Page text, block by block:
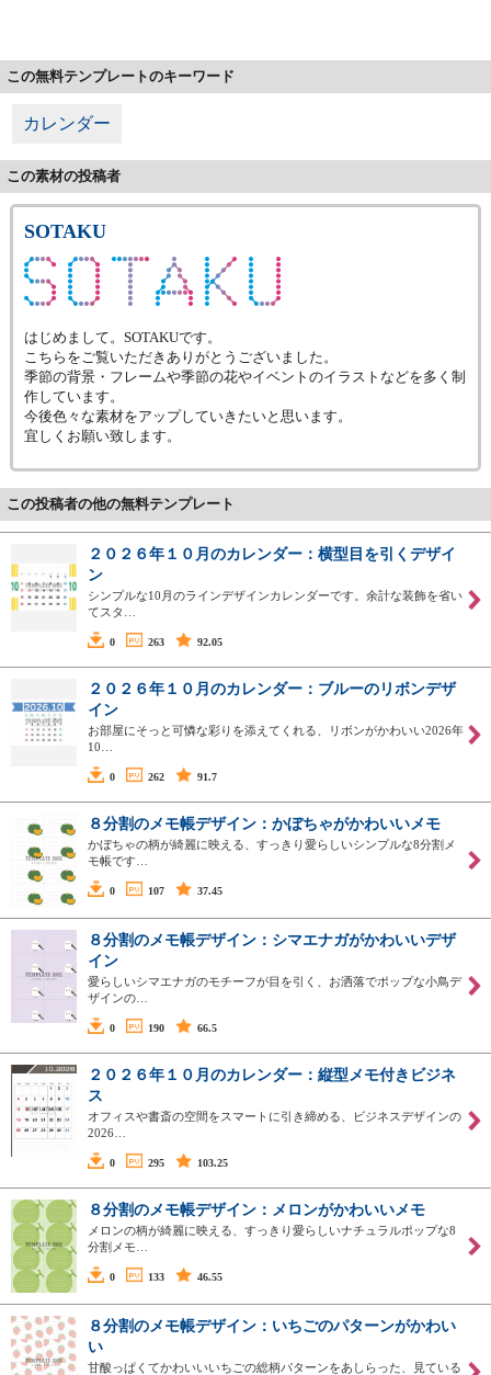
この無料テンプレートのキーワード
カレンダー
この素材の投稿者
SOTAKU
はじめまして。SOTAKUです。
こちらをご覧いただきありがとうございました。
季節の背景・フレームや季節の花やイベントのイラストなどを多く制
作しています。
今後色々な素材をアップしていきたいと思います。
宜しくお願い致します。
この投稿者の他の無料テンプレート
２０２６年１０月のカレンダー：横型目を引くデザイ
ン
シンプルな10月のラインデザインカレンダーです。余計な装飾を省い
てスタ…
0 263 92.05
２０２６年１０月のカレンダー：ブルーのリボンデザ
イン
お部屋にそっと可憐な彩りを添えてくれる、リボンがかわいい2026年
10…
0 262 91.7
８分割のメモ帳デザイン：かぼちゃがかわいいメモ
かぼちゃの柄が綺麗に映える、すっきり愛らしいシンプルな8分割メ
モ帳です…
0 107 37.45
８分割のメモ帳デザイン：シマエナガがかわいいデザ
イン
愛らしいシマエナガのモチーフが目を引く、お洒落でポップな小鳥デ
ザインの…
0 190 66.5
２０２６年１０月のカレンダー：縦型メモ付きビジネ
ス
オフィスや書斎の空間をスマートに引き締める、ビジネスデザインの
2026…
0 295 103.25
８分割のメモ帳デザイン：メロンがかわいいメモ
メロンの柄が綺麗に映える、すっきり愛らしいナチュラルポップな8
分割メモ…
0 133 46.55
８分割のメモ帳デザイン：いちごのパターンがかわい
い
甘酸っぱくてかわいいいちごの総柄パターンをあしらった、見ている